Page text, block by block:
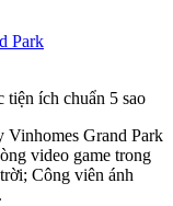
Park
ích chuẩn 5 sao
Vinhomes Grand Park
video game trong
Công viên ánh